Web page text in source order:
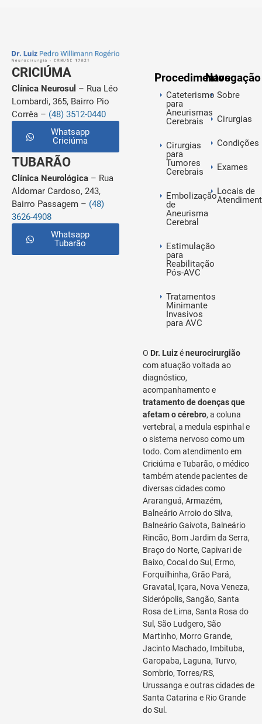
CRICIÚMA
Clínica Neurosul – Rua Léo
Lombardi, 365, Bairro Pio
Corrêa – (48) 3512-0440
Whatsapp
Criciúma
TUBARÃO
Clínica Neurológica – Rua
Aldomar Cardoso, 243,
Bairro Passagem – (48)
3626-4908
Whatsapp
Tubarão
Procedimentos
Cateterismo
para
Aneurismas
Cerebrais
Cirurgias
para
Tumores
Cerebrais
Embolização
de
Aneurisma
Cerebral
Estimulação
para
Reabilitação
Pós-AVC
Tratamentos
Minimante
Invasivos
para AVC
Navegação
Sobre
Cirurgias
Condições
Exames
Locais de
O Dr. Luizéneurocirurgião
com atuação voltada ao
diagnóstico,
acompanhamento e
tratamento de doenças que
afetam o cérebro, a coluna
vertebral, a medula espinhal e
o sistema nervoso como um
todo. Com atendimento em
Criciúma e Tubarão, o médico
também atende pacientes de
diversas cidades como
Araranguá, Armazém,
Balneário Arroio do Silva,
Balneário Gaivota, Balneário
Rincão, Bom Jardim da Serra,
Braço do Norte, Capivari de
Baixo, Cocal do Sul, Ermo,
Forquilhinha, Grão Pará,
Gravatal, Içara, Nova Veneza,
Siderópolis, Sangão, Santa
Rosa de Lima, Santa Rosa do
Sul, São Ludgero, São
Martinho, Morro Grande,
Jacinto Machado, Imbituba,
Garopaba, Laguna, Turvo,
Sombrio, Torres/RS,
Urussanga e outras cidades de
Santa Catarina e Rio Grande
do Sul.